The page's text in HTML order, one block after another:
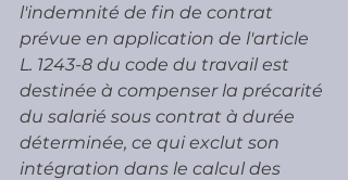
l'indemnité de fin de contrat
prévue en application de l'article
L. 1243-8 du code du travail est
destinée à compenser la précarité
du salarié sous contrat à durée
déterminée, ce qui exclut son
intégration dans le calcul des